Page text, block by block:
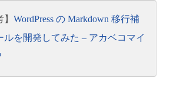
】 WordPress の Markdown 移行補
ルを開発してみた – アカベコマイ